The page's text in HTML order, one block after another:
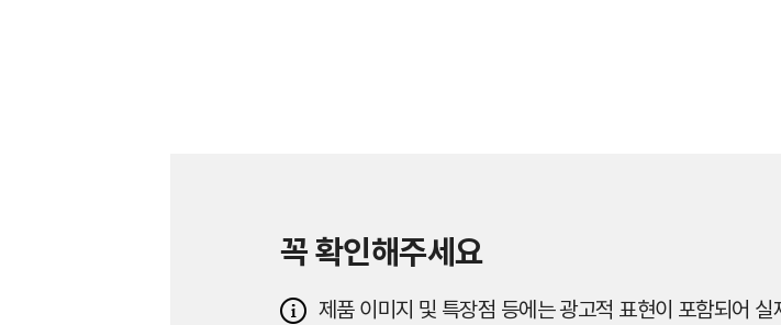
꼭 확인해주세요
제품 이미지 및 특장점 등에는 광고적 표현이 포함되어